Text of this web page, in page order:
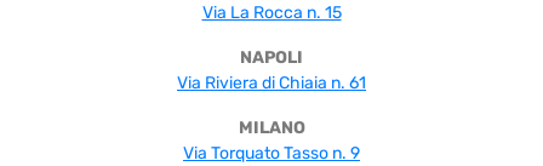
Via La Rocca n. 15
NAPOLI
Via Riviera di Chiaia n. 61
MILANO
Via Torquato Tasso n. 9